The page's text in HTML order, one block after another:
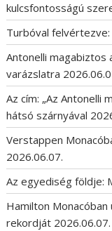
kulcsfontosságú
Turbóval
Antonelli magabiztos
varázslatra
Az cím: „Az Antonelli
hátsó szárnyával
Verstappen
2026.06.07.
Az egyediség földje:
Hamilton
rekordját 2026.06.07.